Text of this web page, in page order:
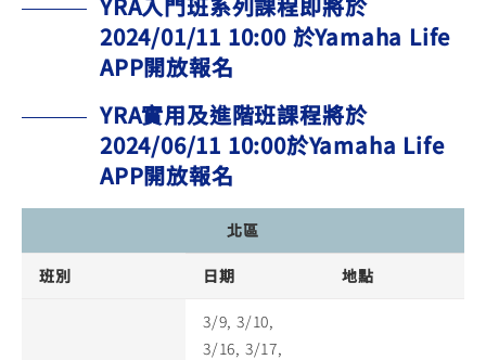
2024/01/11 10:00 於Yamaha Life
APP開放報名
YRA實用及進階班課程將於
2024/06/11 10:00於Yamaha Life
APP開放報名
北區
班別 日期 地點
3/9, 3/10,
3/16, 3/17,